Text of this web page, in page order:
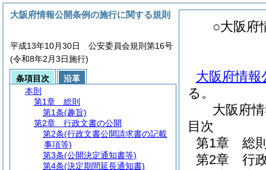
○大阪府
大阪府情
る。
大阪府
目次
第1章
総
第2章
行
大阪府情報公開条例の施行に関する規則
平成13年10月30日 公安委員会規則第16号
(令和8年2月3日施行)
条項目次
沿革
本則
第1章
総則
第1条(趣旨)
第2章
行政文書の公開
第2条(行政文書公開請求書の記載
事項等)
第3条(公開決定通知書等)
第4条(決定期間延長通知書)